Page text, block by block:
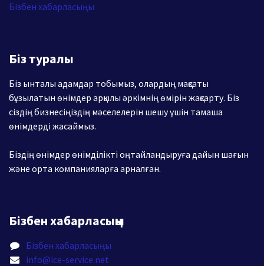
Бізбен хабарласыңы
Біз туралы
Біз ынталы адамдар тобымыз, олардың мақсаты
бұзылатын өнімдер арқылы әркімнің өмірін жақсарту. Біз
сіздің бизнесіңіздің мәселелерін шешу үшін тамаша
өнімдерді жасаймыз.
Біздің өнімдер өнімділікті оңтайландыруға дайын шағын
және орта компанияларға арналған.
Бізбен хабарласыңы
Бізбен хабарласыңы
info@ice-service.net